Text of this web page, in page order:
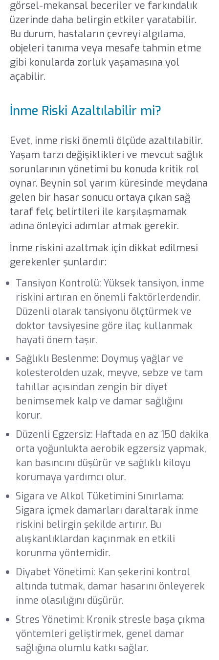
görsel-mekansal beceriler ve farkındalık
üzerinde daha belirgin etkiler yaratabilir.
Bu durum, hastaların çevreyi algılama,
objeleri tanıma veya mesafe tahmin etme
gibi konularda zorluk yaşamasına yol
açabilir.
İnme Riski Azaltılabilir mi?
Evet, inme riski önemli ölçüde azaltılabilir.
Yaşam tarzı değişiklikleri ve mevcut sağlık
sorunlarının yönetimi bu konuda kritik rol
oynar. Beynin sol yarım küresinde meydana
gelen bir hasar sonucu ortaya çıkan sağ
taraf felç belirtileri ile karşılaşmamak
adına önleyici adımlar atmak gerekir.
İnme riskini azaltmak için dikkat edilmesi
gerekenler şunlardır:
Tansiyon Kontrolü: Yüksek tansiyon, inme
riskini artıran en önemli faktörlerdendir.
Düzenli olarak tansiyonu ölçtürmek ve
doktor tavsiyesine göre ilaç kullanmak
hayati önem taşır.
Sağlıklı Beslenme: Doymuş yağlar ve
kolesterolden uzak, meyve, sebze ve tam
tahıllar açısından zengin bir diyet
benimsemek kalp ve damar sağlığını
korur.
Düzenli Egzersiz: Haftada en az 150 dakika
orta yoğunlukta aerobik egzersiz yapmak,
kan basıncını düşürür ve sağlıklı kiloyu
korumaya yardımcı olur.
Sigara ve Alkol Tüketimini Sınırlama:
Sigara içmek damarları daraltarak inme
riskini belirgin şekilde artırır. Bu
alışkanlıklardan kaçınmak en etkili
korunma yöntemidir.
Diyabet Yönetimi: Kan şekerini kontrol
altında tutmak, damar hasarını önleyerek
inme olasılığını düşürür.
Stres Yönetimi: Kronik stresle başa çıkma
yöntemleri geliştirmek, genel damar
sağlığına olumlu katkı sağlar.